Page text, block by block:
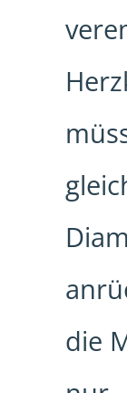
die